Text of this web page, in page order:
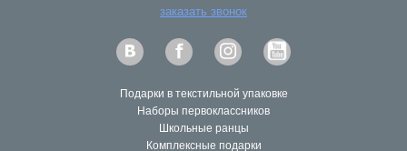
внимательное отношение к нашим Заказчикам
заказать звонок
Подарки в текстильной упаковке
Наборы первоклассников
Школьные ранцы
Комплексные подарки